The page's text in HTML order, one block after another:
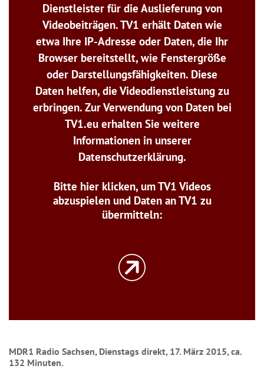
Dienstleister für die Auslieferung von
Videobeiträgen. TV1 erhält Daten wie
etwa Ihre IP-Adresse oder Daten, die Ihr
Browser bereitstellt, wie Fenstergröße
oder Darstellungsfähigkeiten. Diese
Daten helfen, die Videodienstleistung zu
erbringen. Zur Verwendung von Daten bei
TV1.eu erhalten Sie weitere
Informationen in unserer
Datenschutzerklärung.
Bitte hier klicken, um TV1 Videos
abzuspielen und Daten an TV1 zu
übermitteln:
MDR1 Radio Sachsen, Dienstags direkt, 17. März 2015, ca.
132 Minuten.